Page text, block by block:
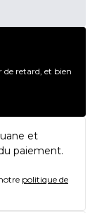
de retard, et bien
et
paiement.
politique de